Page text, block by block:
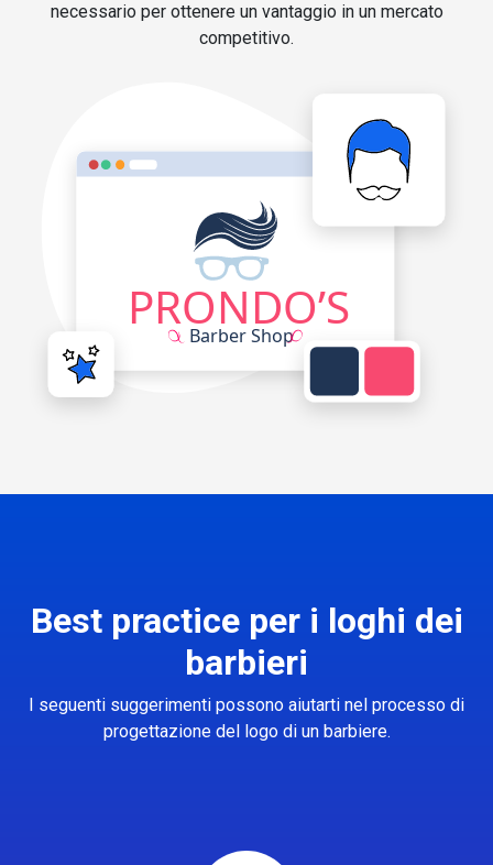
necessario per ottenere un vantaggio in un mercato
competitivo.
Best practice per i loghi dei
barbieri
I seguenti suggerimenti possono aiutarti nel processo di
progettazione del logo di un barbiere.